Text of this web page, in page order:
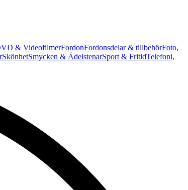
& VideofilmerFordonFordonsdelar & tillbehörFoto,
SkönhetSmycken & ÄdelstenarSport & FritidTelefoni,